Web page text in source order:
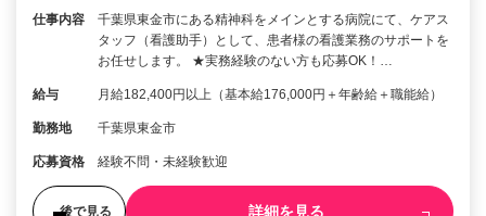
仕事内容
千葉県東金市にある精神科をメインとする病院にて、ケアス
タッフ（看護助手）として、患者様の看護業務のサポートを
お任せします。 ★実務経験のない方も応募OK！…
給与 月給182,400円以上（基本給176,000円＋年齢給＋職能給）
勤務地 千葉県東金市
応募資格 経験不問・未経験歓迎
後で見る 詳細を見る